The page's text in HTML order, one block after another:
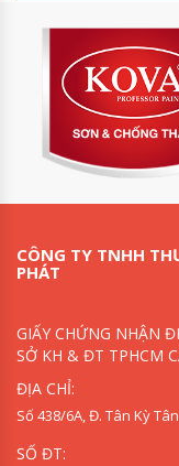
CÔNG TY TNHH
PHÁT
GIẤY CHỨNG NHẬN
SỞ KH & ĐT TPHCM
ĐỊA CHỈ:
Số 438/6A, Đ. Tân Kỳ
SỐ ĐT: